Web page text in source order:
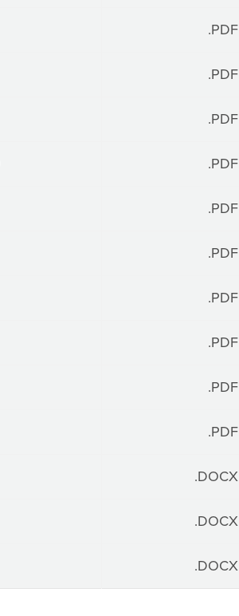
.PDF
.PDF
.PDF
.PDF
.PDF
.PDF
.PDF
.PDF
.PDF
.PDF
.DOCX
.DOCX
.DOCX